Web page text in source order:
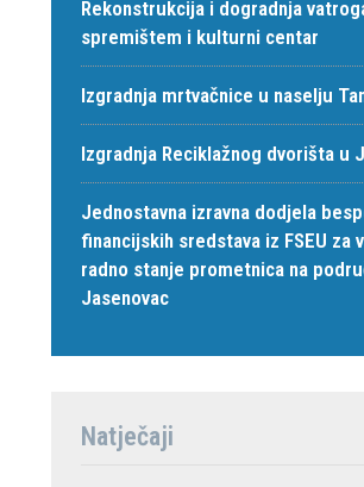
Rekonstrukcija i dogradnja
spremištem i kulturni centar
Izgradnja mrtvačnice u naselju
Izgradnja Reciklažnog dvorišta u
Jednostavna izravna dodjela
financijskih sredstava iz FSEU za
radno stanje prometnica na
Jasenovac
Natječaji